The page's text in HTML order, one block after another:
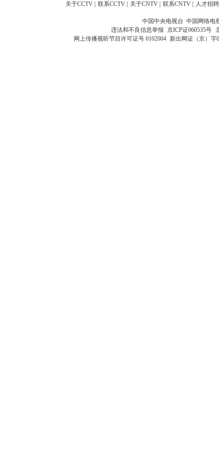
关于CCTV 联系CCTV 关于CNTV 联系CNTV 人才招聘
中国中央电视台 中国网络电
违法和不良信息举报 京ICP证060535号
网上传播视听节目许可证号 0102004 新出网证（京）